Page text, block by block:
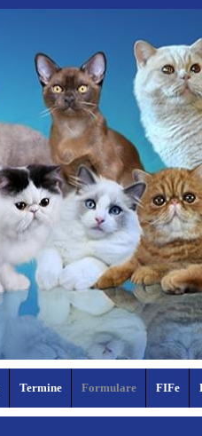
Termine Formulare FIFe